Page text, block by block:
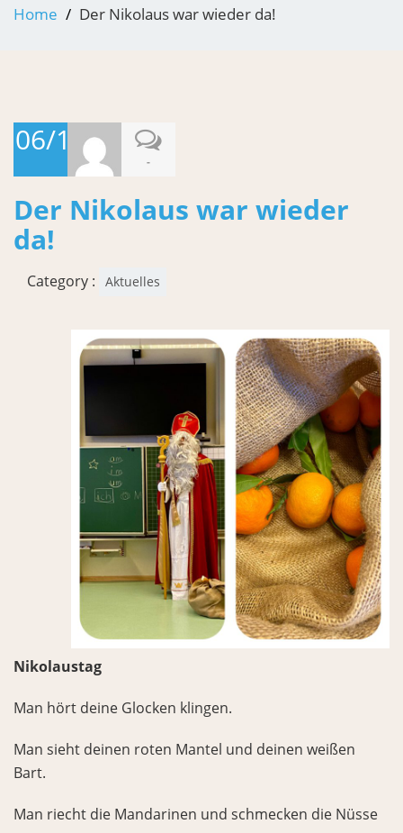
Home Der Nikolaus war wieder da!
06/12/2023
-
Der Nikolaus war wieder
da!
Category : Aktuelles
Nikolaustag
Man hört deine Glocken klingen.
Man sieht deinen roten Mantel und deinen weißen
Bart.
Man riecht die Mandarinen und schmecken die Nüsse